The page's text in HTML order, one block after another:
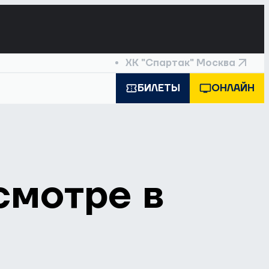
ХК "Спартак" Москва
БИЛЕТЫ ОНЛАЙН
в